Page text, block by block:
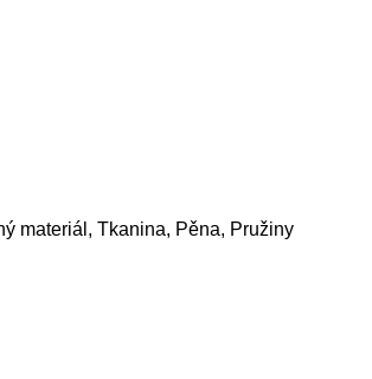
materiál, Tkanina, Pěna, Pružiny